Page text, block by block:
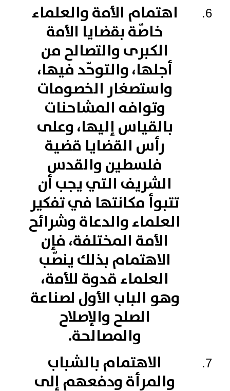
اهتمام الأمة والعلماء
خاصّة بقضايا الأمة
الكبرى والتصالح من
أجلها، والتوحّد فيها،
واستصغار الخصومات
وتوافه المشاحنات
بالقياس إليها، وعلى
رأس القضايا قضية
فلسطين والقدس
الشريف التي يجب أن
تتبوأ مكانتها في تفكير
العلماء والدعاة وشرائح
الأمة المختلفة، فإن
الاهتمام بذلك ينصّب
العلماء قدوة للأمة،
وهو الباب الأول لصناعة
الصلح والإصلاح
والمصالحة.
الاهتمام بالشباب
والمرأة ودفعهم إلى